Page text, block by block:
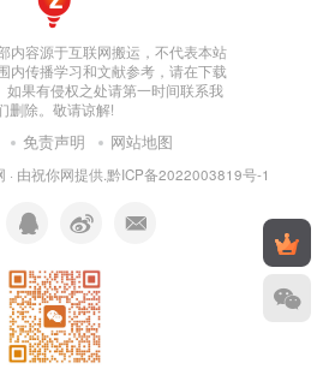
内容源于互联网搬运，不代表本站
内传播学习和文献参考，请在下载
如果有侵权之处请第一时间联系我
删除。敬请谅解!
免责声明 网站地图
· 由祝你网提供.黔ICP备2022003819号-1